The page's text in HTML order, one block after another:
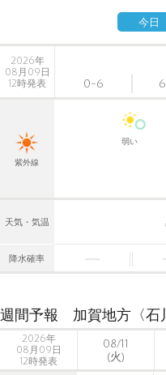
今日
2026年
08月09日
12時発表
0-6
紫外線
弱い
天気・気温
降水確率
週間予報 加賀地方〈石
2026年
08月09日
12時発表
08/11
(火)